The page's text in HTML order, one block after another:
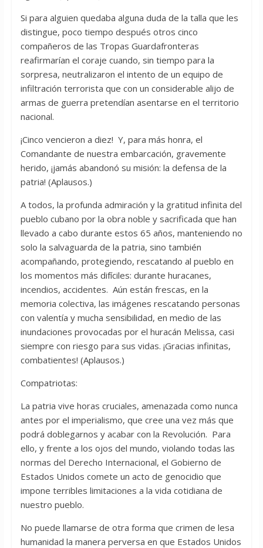
Si para alguien quedaba alguna duda de la talla que les
distingue, poco tiempo después otros cinco
compañeros de las Tropas Guardafronteras
reafirmarían el coraje cuando, sin tiempo para la
sorpresa, neutralizaron el intento de un equipo de
infiltración terrorista que con un considerable alijo de
armas de guerra pretendían asentarse en el territorio
nacional.
¡Cinco vencieron a diez! Y, para más honra, el
Comandante de nuestra embarcación, gravemente
herido, ¡jamás abandonó su misión: la defensa de la
patria! (Aplausos.)
A todos, la profunda admiración y la gratitud infinita del
pueblo cubano por la obra noble y sacrificada que han
llevado a cabo durante estos 65 años, manteniendo no
solo la salvaguarda de la patria, sino también
acompañando, protegiendo, rescatando al pueblo en
los momentos más difíciles: durante huracanes,
incendios, accidentes. Aún están frescas, en la
memoria colectiva, las imágenes rescatando personas
con valentía y mucha sensibilidad, en medio de las
inundaciones provocadas por el huracán Melissa, casi
siempre con riesgo para sus vidas. ¡Gracias infinitas,
combatientes! (Aplausos.)
Compatriotas:
La patria vive horas cruciales, amenazada como nunca
antes por el imperialismo, que cree una vez más que
podrá doblegarnos y acabar con la Revolución. Para
ello, y frente a los ojos del mundo, violando todas las
normas del Derecho Internacional, el Gobierno de
Estados Unidos comete un acto de genocidio que
impone terribles limitaciones a la vida cotidiana de
nuestro pueblo.
No puede llamarse de otra forma que crimen de lesa
humanidad la manera perversa en que Estados Unidos